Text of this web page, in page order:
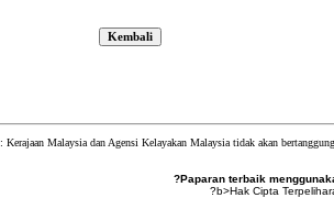
: Kerajaan Malaysia dan Agensi Kelayakan Malaysia tidak akan
?Paparan terbaik
?b>Hak Cipta